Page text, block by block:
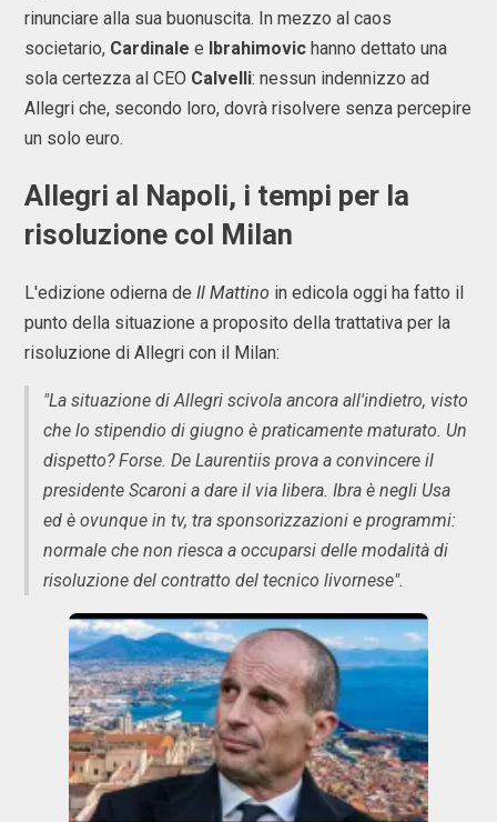
rinunciare alla sua buonuscita. In mezzo al caos
societario, Cardinale e Ibrahimovic hanno dettato una
sola certezza al CEO Calvelli: nessun indennizzo ad
Allegri che, secondo loro, dovrà risolvere senza percepire
un solo euro.
Allegri al Napoli, i tempi per la
risoluzione col Milan
L'edizione odierna de Il Mattino in edicola oggi ha fatto il
punto della situazione a proposito della trattativa per la
risoluzione di Allegri con il Milan:
"La situazione di Allegri scivola ancora all'indietro, visto
che lo stipendio di giugno è praticamente maturato. Un
dispetto? Forse. De Laurentiis prova a convincere il
presidente Scaroni a dare il via libera. Ibra è negli Usa
ed è ovunque in tv, tra sponsorizzazioni e programmi:
normale che non riesca a occuparsi delle modalità di
risoluzione del contratto del tecnico livornese".